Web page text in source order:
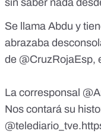
sin saber nada
Se llama Abdu y
abrazaba
de @CruzRojaEsp,
La corresponsal
Nos contará su
@telediario_tve.